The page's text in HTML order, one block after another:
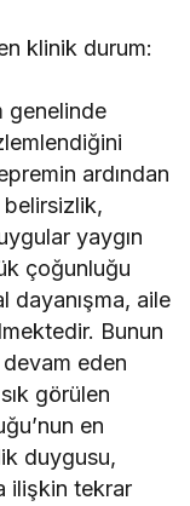
klinik durum:
genelinde
ardından
yaygın
çoğunluğu
dayanışma, aile
Bunun
eden
görülen
en
duygusu,
ilişkin tekrar